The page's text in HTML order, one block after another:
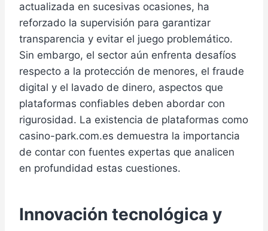
actualizada en sucesivas ocasiones, ha
reforzado la supervisión para garantizar
transparencia y evitar el juego problemático.
Sin embargo, el sector aún enfrenta desafíos
respecto a la protección de menores, el fraude
digital y el lavado de dinero, aspectos que
plataformas confiables deben abordar con
rigurosidad. La existencia de plataformas como
casino-park.com.es demuestra la importancia
de contar con fuentes expertas que analicen
en profundidad estas cuestiones.
Innovación tecnológica y